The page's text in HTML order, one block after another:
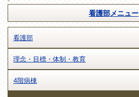
看護部メニュー
看護部
理念・目標・体制・教育
4階病棟